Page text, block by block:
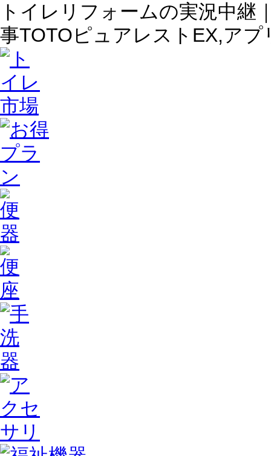
トイレリフォームの実況中継
事TOTOピュアレストEX,アプ